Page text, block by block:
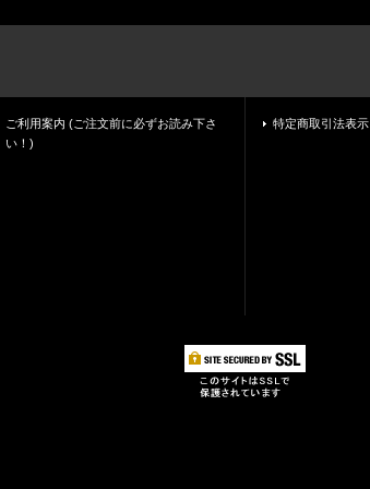
ご利用案内 (ご注文前に必ずお読み下さ
い！)
特定商取引法表示